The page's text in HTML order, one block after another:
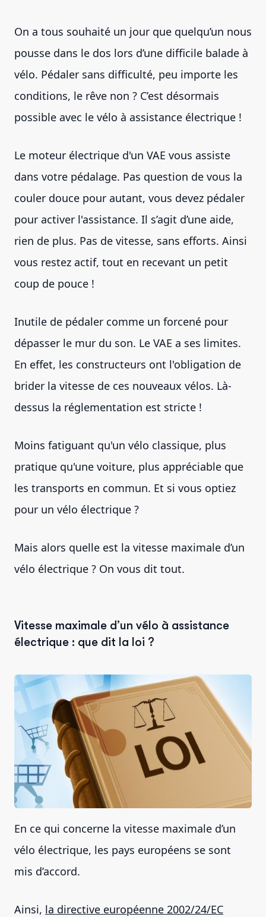
On a tous souhaité un jour que quelqu’un nous
pousse dans le dos lors d’une difficile balade à
vélo. Pédaler sans difficulté, peu importe les
conditions, le rêve non ? C’est désormais
possible avec le vélo à assistance électrique !
Le moteur électrique d'un VAE vous assiste
dans votre pédalage. Pas question de vous la
couler douce pour autant, vous devez pédaler
pour activer l'assistance. Il s’agit d’une aide,
rien de plus. Pas de vitesse, sans efforts. Ainsi
vous restez actif, tout en recevant un petit
coup de pouce !
Inutile de pédaler comme un forcené pour
dépasser le mur du son. Le VAE a ses limites.
En effet, les constructeurs ont l'obligation de
brider la vitesse de ces nouveaux vélos. Là-
dessus la réglementation est stricte !
Moins fatiguant qu'un vélo classique, plus
pratique qu'une voiture, plus appréciable que
les transports en commun. Et si vous optiez
pour un vélo électrique ?
Mais alors quelle est la vitesse maximale d’un
vélo électrique ? On vous dit tout.
Vitesse maximale d’un vélo à assistance
électrique : que dit la loi ?
En ce qui concerne la vitesse maximale d’un
vélo électrique, les pays européens se sont
mis d’accord.
Ainsi, la directive européenne 2002/24/EC